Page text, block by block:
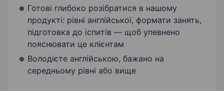
Готові глибоко розібратися в нашому
продукті: рівні англійської, формати занять,
підготовка до іспитів — щоб упевнено
пояснювати це клієнтам
Володієте англійською, бажано на
середньому рівні або вище